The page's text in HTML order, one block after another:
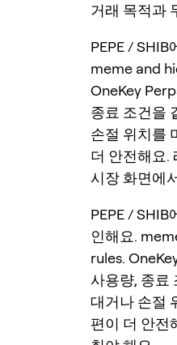
거래 목적과
PEPE /
meme and
OneKey
종료 조건을
손절 위치를
더 안전해요.
시장 화면에
PEPE /
인해요.
rules.
사용량, 종료
대거나 손절
편이 더 안전